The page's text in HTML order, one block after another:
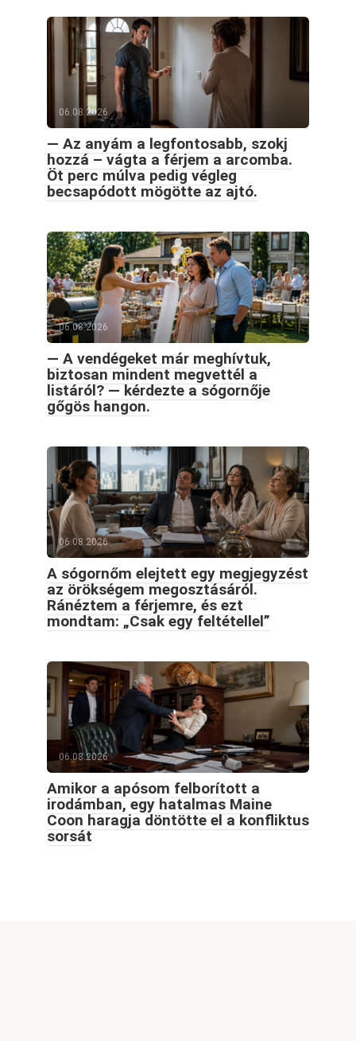
06.08.2026
— Az anyám a legfontosabb, szokj
hozzá – vágta a férjem a arcomba.
Öt perc múlva pedig végleg
becsapódott mögötte az ajtó.
06.08.2026
— A vendégeket már meghívtuk,
biztosan mindent megvettél a
listáról? — kérdezte a sógornője
gőgös hangon.
06.08.2026
A sógornőm elejtett egy megjegyzést
az örökségem megosztásáról.
Ránéztem a férjemre, és ezt
mondtam: „Csak egy feltétellel”
06.08.2026
Amikor a apósom felborított a
irodámban, egy hatalmas Maine
Coon haragja döntötte el a konfliktus
sorsát